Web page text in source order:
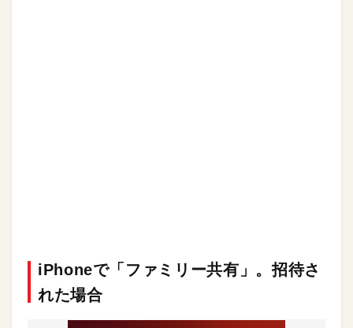
iPhoneで「ファミリー共有」。招待さ
れた場合